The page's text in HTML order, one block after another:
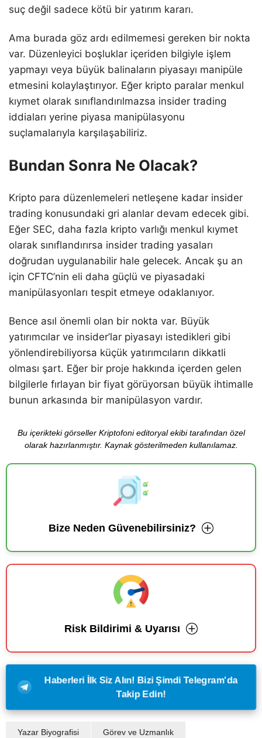
suç değil sadece kötü bir yatırım kararı.
Ama burada göz ardı edilmemesi gereken bir nokta
var. Düzenleyici boşluklar içeriden bilgiyle işlem
yapmayı veya büyük balinaların piyasayı manipüle
etmesini kolaylaştırıyor. Eğer kripto paralar menkul
kıymet olarak sınıflandırılmazsa insider trading
iddiaları yerine piyasa manipülasyonu
suçlamalarıyla karşılaşabiliriz.
Bundan Sonra Ne Olacak?
Kripto para düzenlemeleri netleşene kadar insider
trading konusundaki gri alanlar devam edecek gibi.
Eğer SEC, daha fazla kripto varlığı menkul kıymet
olarak sınıflandırırsa insider trading yasaları
doğrudan uygulanabilir hale gelecek. Ancak şu an
için CFTC’nin eli daha güçlü ve piyasadaki
manipülasyonları tespit etmeye odaklanıyor.
Bence asıl önemli olan bir nokta var. Büyük
yatırımcılar ve insider’lar piyasayı istedikleri gibi
yönlendirebiliyorsa küçük yatırımcıların dikkatli
olması şart. Eğer bir proje hakkında içerden gelen
bilgilerle fırlayan bir fiyat görüyorsan büyük ihtimalle
bunun arkasında bir manipülasyon vardır.
Bu içerikteki görseller Kriptofoni editoryal ekibi tarafından özel
olarak hazırlanmıştır. Kaynak gösterilmeden kullanılamaz.
Bize Neden Güvenebilirsiniz?
Risk Bildirimi & Uyarısı
Haberleri İlk Siz Alın! Bizi Şimdi Telegram'da
Takip Edin!
Yazar Biyografisi Görev ve Uzmanlık